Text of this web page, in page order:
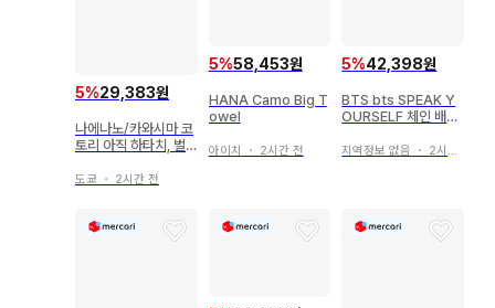
5%29,383원
나에나노/카와시마 코
토리 아직 하타치, 벌
도쿄 ・ 2시간 전
5%58,453원
HANA Camo Big T
owel
아이치 ・ 2시간 전
5%42,398원
BTS bts SPEAK Y
OURSELF 체인 배지
지역정보 없음 ・ 2시간 전